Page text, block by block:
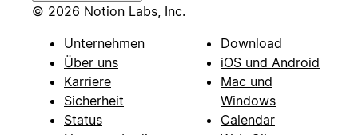
© 2026 Notion Labs, Inc.
Unternehmen
Über uns
Karriere
Sicherheit
Status
Download
iOS und Android
Mac und
Windows
Calendar